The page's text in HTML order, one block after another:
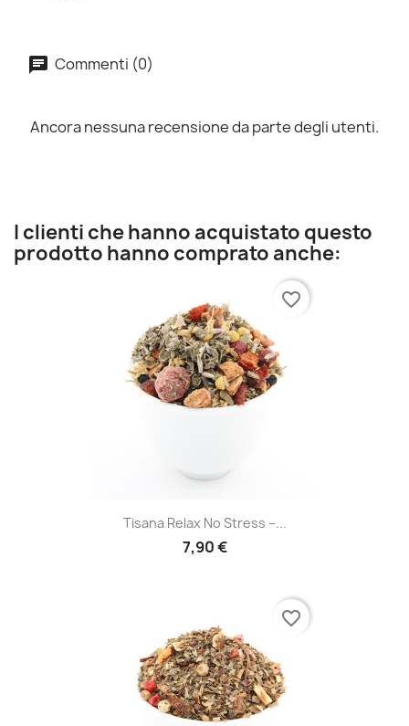
Commenti (0)
Ancora nessuna recensione da parte degli utenti.
I clienti che hanno acquistato questo
prodotto hanno comprato anche:
Tisana Relax No Stress –...
7,90 €
favorite_border
favorite_border